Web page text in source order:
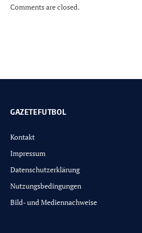
Comments are closed.
GAZETEFUTBOL
Kontakt
Impressum
Datenschutzerklärung
Nutzungsbedingungen
Bild- und Mediennachweise